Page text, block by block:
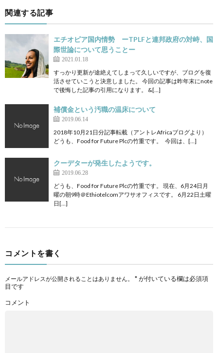
関連する記事
エチオピア国内情勢 ーTPLFと連邦政府の対峙、国
際世論について思うことー
2021.01.18
すっかり更新が途絶えてしまって久しいですが、ブログを復
活させていこうと決意しました。 今回の記事は昨年末にnote
で後悔した記事の引用になります。 &[…]
補償金という汚職の温床について
2019.06.14
2018年10月21日分記事転載（アントレAfricaブログより）
どうも、Food for Future Plcの竹重です。 今回は、[…]
クーデターが発生したようです。
2019.06.28
どうも、Food for Future Plcの竹重です。 現在、6月24日月
曜の朝9時＠Ethiotelcomアワサオフィスです。 6月22日土曜
日[…]
コメントを書く
メールアドレスが公開されることはありません。 *が付いている欄は必須項
目です
コメント